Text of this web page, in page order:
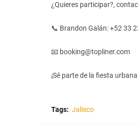
¿Quieres participar?,
📞 Brandon Galán: +52 33
📧 booking@topliner.com
¡Sé parte de la fiesta
Tags: Jalisco